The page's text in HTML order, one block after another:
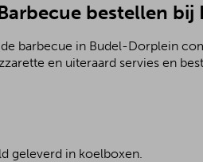
bestellen bij
barbecue in Budel-Dorplein
en uiteraard servies en
geleverd in koelboxen.